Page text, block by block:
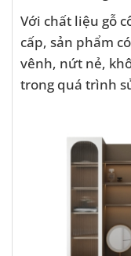
Với chất liệu gỗ
cấp, sản phẩm
vênh, nứt nẻ,
trong quá trình